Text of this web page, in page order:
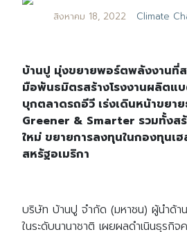
สิงหาคม 18, 2022 Climate
บ้านปู มุ่งขยายพอร์ตพลังงานที่
มือพันธมิตรสร้างโรงงานผลิตแ
บุกตลาดรถอีวี เร่งเดินหน้าขยา
Greener & Smarter รวมทั้งส
ใหม่ ขยายการลงทุนในกองทุนเฮ
สหรัฐอเมริกา
บริษัท บ้านปู จำกัด (มหาชน) ผู้นำด้า
ในระดับนานาชาติ เผยผลดำเนินธุรกิ